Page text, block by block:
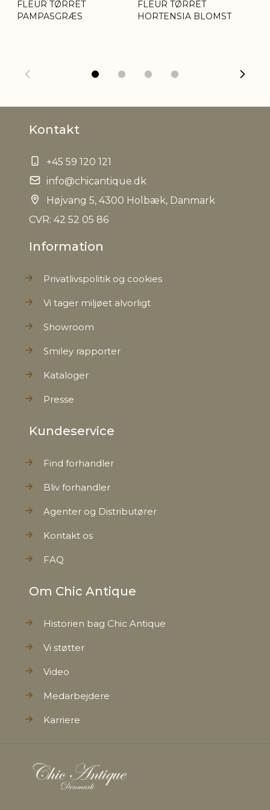
FLEUR TØRRET
PAMPASGRÆS
FLEUR TØRRET
HORTENSIA BLOMST
Kontakt
+45 59 120 121
info@chicantique.dk
Højvang 5, 4300 Holbæk, Danmark
CVR: 42 52 05 86
Information
Privatlivspolitik og cookies
Vi tager miljøet alvorligt
Showroom
Smiley rapporter
Kataloger
Presse
Kundeservice
Find forhandler
Bliv forhandler
Agenter og Distributører
Kontakt os
FAQ
Om Chic Antique
Historien bag Chic Antique
Vi støtter
Video
Medarbejdere
Karriere